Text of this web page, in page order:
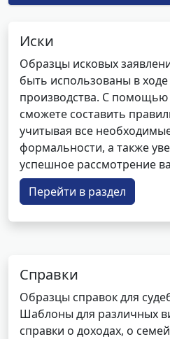
Иски
Образцы исковых
быть использованы в
производства. С помощью
сможете составить
учитывая все
формальности, а также
успешное рассмотрение
Перейти в раздел
Справки
Образцы справок для
Шаблоны для различных
справки о доходах, о